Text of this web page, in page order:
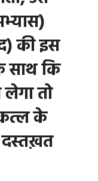
की इस
साथ कि
तो
के
दस्तख़त